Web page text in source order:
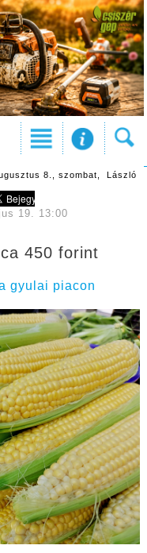
8., szombat, László
19. 13:00
450 forint
gyulai piacon